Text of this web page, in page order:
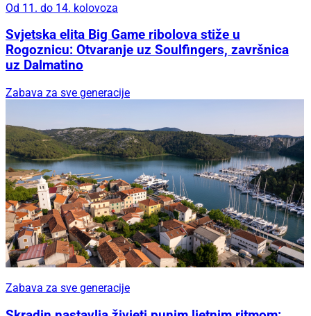
Od 11. do 14. kolovoza
Svjetska elita Big Game ribolova stiže u
Rogoznicu: Otvaranje uz Soulfingers, završnica
uz Dalmatino
Zabava za sve generacije
Zabava za sve generacije